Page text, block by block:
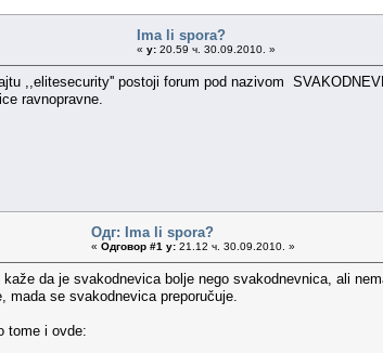
Ima li spora?
« у: 20.59 ч. 30.09.2010. »
,,elitesecurity'' postoji forum pod nazivom
ravnopravne.
Одг: Ima li spora?
« Одговор #1 у: 21.12 ч. 30.09.2010. »
kaže da je svakodnevica bolje nego svakodnevnica, ali
mada se svakodnevica preporučuje.
tome i ovde: